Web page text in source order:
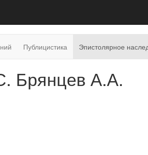
Публицистика Эпистолярное
Брянцев А.А.